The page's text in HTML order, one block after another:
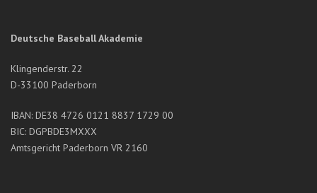
Deutsche Baseball Akademie
Klingenderstr. 22
D-33100 Paderborn
IBAN: DE38 4726 0121 8837 1729 00
BIC: DGPBDE3MXXX
Amtsgericht Paderborn VR 2160